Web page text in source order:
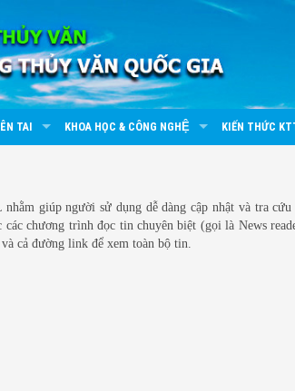
TAI KHOA HỌC & CÔNG NGHỆ KIẾN THỨC
giúp người sử dụng dễ dàng cập nhật và tra
chương trình đọc tin chuyên biệt (gọi là News
cả đường link để xem toàn bộ tin.